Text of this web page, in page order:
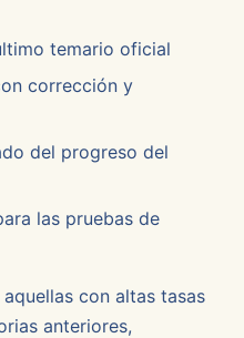
temario oficial
corrección y
del progreso del
las pruebas de
con altas tasas
anteriores,